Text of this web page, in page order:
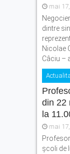
mai
dintre
Nicolae
Câciu –
din 22
la
mai
școli de